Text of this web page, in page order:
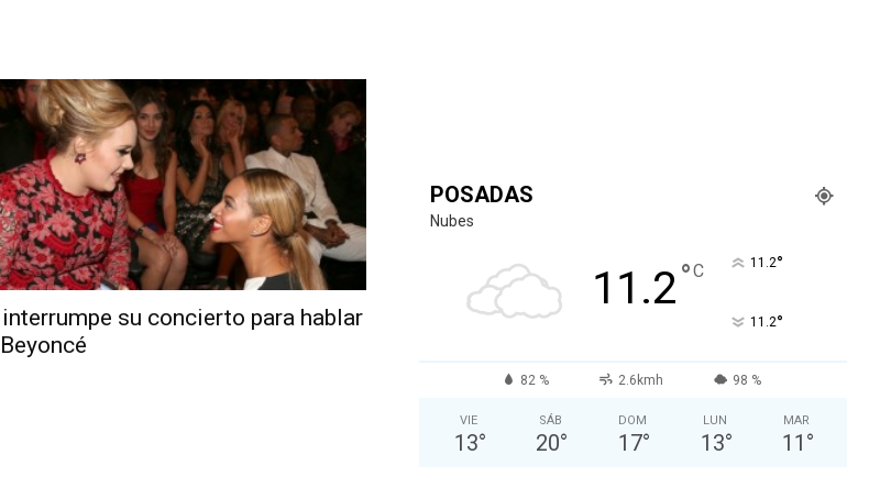
Diario
su concierto para hablar
POSADAS
Nubes
11.2°C 11.2°
11.2°
82 % 2.6kmh 98 %
VIE
13°
SÁB
20°
DOM
17°
LUN
13°
MAR
11 °